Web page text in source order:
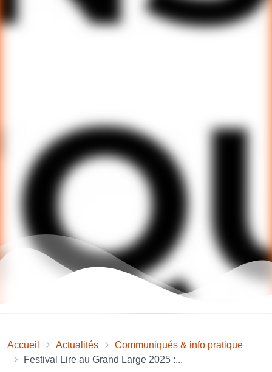
Accueil Actualités
Communiqués & info pratique
Festival Lire au Grand Large 2025 :...